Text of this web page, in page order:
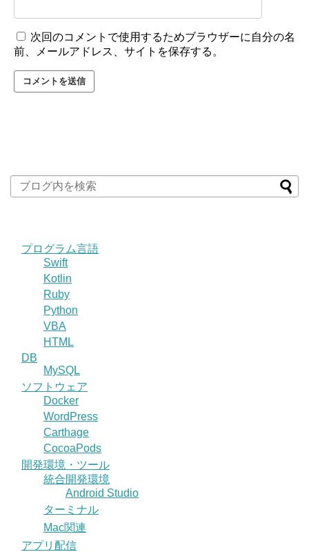
次回のコメントで使用するためブラウザーに自分の名
前、メールアドレス、サイトを保存する。
プログラム言語
Swift
Kotlin
Ruby
Python
VBA
HTML
DB
MySQL
ソフトウェア
Docker
WordPress
Carthage
CocoaPods
開発環境・ツール
統合開発環境
Android Studio
ターミナル
Mac関連
アプリ配信